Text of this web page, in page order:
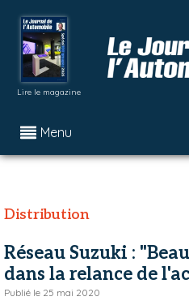
Lire le magazine
Menu
Distribution
Réseau Suzuki :
dans la relance de
Publié le 25 mai 2020